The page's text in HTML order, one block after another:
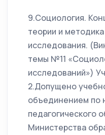
9.Социология.
теории и
исследования.
темы №11
исследований»)
2.Допущено
объединением по
педагогического
Министерства